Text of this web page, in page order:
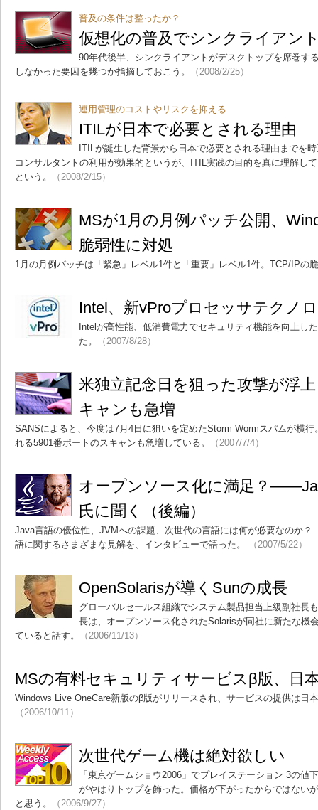
普及の条件は整ったか？
仮想化の普及でシンクライアン
90年代後半、シンクライアントがデスクトップを席巻す
しなかった要因を幾つか指摘しておこう。
（2008/2/25）
運用管理のコストやリスクを抑える
ITILが日本で必要とされる理由
ITILが誕生した背景から日本で必要とされる理由までを
コンサルタントの利用が効果的というが、ITIL実践の目的を真に理解し
という。
（2008/2/15）
MSが1月の月例パッチ公開、
脆弱性に対処
1月の月例パッチは「緊急」レベル1件と「重要」レベル1件。TCP/IPの
Intel、新vProプロセッサテクノ
Intelが高性能、低消費電力でセキュリティ機能を向上し
た。
（2007/8/28）
米独立記念日を狙った攻撃が浮
キャンも急増
SANSによると、今度は7月4日に狙いを定めたStorm Wormスパムが横
れる5901番ポートのスキャンも急増している。
（2007/7/4）
オープンソース化に満足？
氏に聞く（後編）
Java言語の優位性、JVMへの課題、次世代の言語には何が必要なのか
語に関するさまざまな見解を、インタビューで語った。
（2007/5/22）
OpenSolarisが導くSunの成長
グローバルセールス組織でシステム製品担当上級副社長
長は、オープンソース化されたSolarisが同社に新たな機
ていると話す。
（2006/11/13）
MSの有料セキュリティサービスβ版、日
Windows Live OneCare新版のβ版がリリースされ、サービスの提供は日
（2006/10/11）
次世代ゲーム機は絶対欲しい
「東京ゲームショウ2006」でプレイステーション 3の値
がやはりトップを飾った。価格が下がったからではない
と思う。
（2006/9/27）